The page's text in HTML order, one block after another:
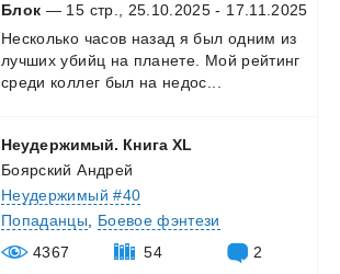
Блок — 15 стр., 25.10.2025 - 17.11.2025
Несколько часов назад я был одним из
лучших убийц на планете. Мой рейтинг
среди коллег был на недос...
Неудержимый. Книга XL
Боярский Андрей
Неудержимый #40
Попаданцы
Боевое фэнтези
4367
54
2